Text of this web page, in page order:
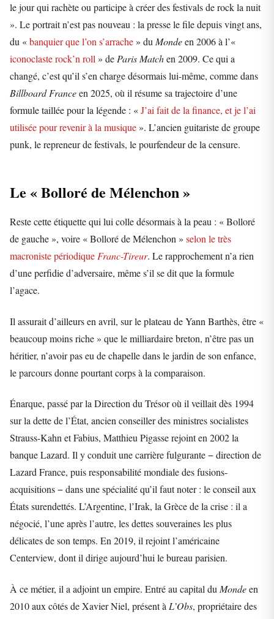
le jour qui rachète ou participe à créer des festivals de rock la nuit
». Le portrait n’est pas nouveau : la presse le file depuis vingt ans,
du «banquier que l’on s’arrache» duMondeen 2006 à l’«
iconoclaste rock’n roll» deParis Matchen 2009. Ce qui a
changé, c’est qu’il s’en charge désormais lui-même, comme dans
Billboard Franceen 2025, où il résume sa trajectoire d’une
formule taillée pour la légende : «J’ai fait de la finance, et je l’ai
utilisée pour revenir à la musique». L’ancien guitariste de groupe
punk, le repreneur de festivals, le pourfendeur de la censure.
Le « Bolloré de Mélenchon »
Reste cette étiquette qui lui colle désormais à la peau : « Bolloré
de gauche », voire « Bolloré de Mélenchon » selon le très
macroniste périodiqueFranc-Tireur. Le rapprochement n’a rien
d’une perfidie d’adversaire, même s’il se dit que la formule
l’agace.
Il assurait d’ailleurs en avril, sur le plateau de Yann Barthès, être «
beaucoup moins riche » que le milliardaire breton, n’être pas un
héritier, n’avoir pas eu de chapelle dans le jardin de son enfance,
le parcours donne pourtant corps à la comparaison.
Énarque, passé par la Direction du Trésor où il veillait dès 1994
sur la dette de l’État, ancien conseiller des ministres socialistes
Strauss-Kahn et Fabius, Matthieu Pigasse rejoint en 2002 la
banque Lazard. Il y conduit une carrière fulgurante − direction de
Lazard France, puis responsabilité mondiale des fusions-
acquisitions − dans une spécialité qu’il faut noter : le conseil aux
États surendettés. L’Argentine, l’Irak, la Grèce de la crise : il a
négocié, l’une après l’autre, les dettes souveraines les plus
délicates de son temps. En 2019, il rejoint l’américaine
Centerview, dont il dirige aujourd’hui le bureau parisien.
À ce métier, il a adjoint un empire. Entré au capital du Mondeen
2010 aux côtés de Xavier Niel, présent à L’Obs, propriétaire des